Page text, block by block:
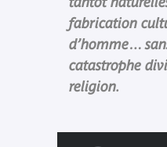
fabrication
d’homme…
catastrophe
religion.